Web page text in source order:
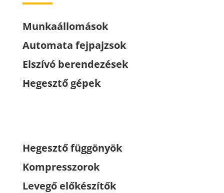
Munkaállomások
Automata fejpajzsok
Elszívó berendezések
Hegesztő gépek
Hegesztő függönyök
Kompresszorok
Levegő előkészítők